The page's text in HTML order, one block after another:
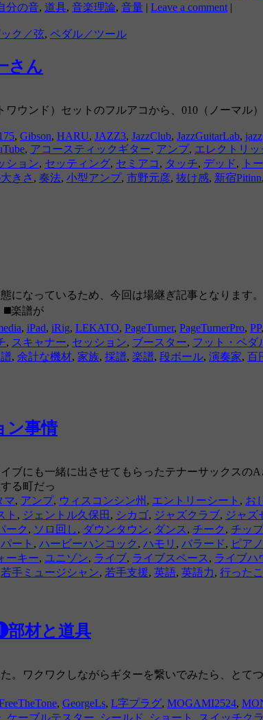
分の音, 道具, 音楽理論, 音量 | Leave a comment |
ック／弦, ペダル／ツール
さん
ワウンド）セットのフルアコから、010（ノーマ
, Gibson, HARU, JAZZ3, JazzClub, JazzGuitarLab,
, アコースティックギター, アンプ, エレクトリッ
ション, セッティング, セミアコ , タッチ, デッド, ト
きさ , 奏法, 小型アンプ, 市野元彦, 抜け感, 新宿Pitinn,
になっているため、今回は場継ぎ記事となりま
◼️楽譜が
, iPad, iRig, LEKATO, PageTurner, PageTurnerPro, PP,
, スキャナー, セッション, ブースター, フット・ペダ
, 余計な機材, 家族, 採譜, 楽譜, 段ボール, 演奏家, 百
ン事情
ブにも一緒に出させてもらったテナーサックス
る町だっ
マ, アンプ, ウィスコンシン州 , エントリーシート , お
ト , ジェントル久保田 , シカゴ, ジャズクラブ, ジャズ
ーク , ソロ回し, ダウンタウン, ダンス , チーク , チップ
パート , ハービーハンコック , ハモリ , バラード, ピアノ
ーキー, ユニゾン, ライブ, ライブスペース , ライブハ
若手ミュージシャン, 若手支援, 英語, 英語力, 行った
部材と道具
。ワクワクしながらギターを繋いでみたら、と
, GeorgeLs, L字プラグ, MOGAMI2524,